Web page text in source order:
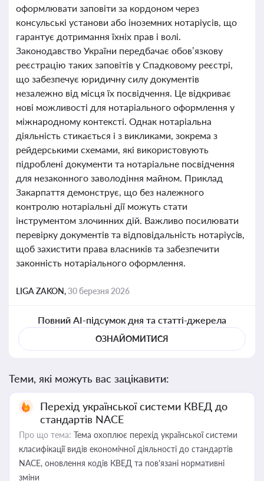
оформлювати заповіти за кордоном через
консульські установи або іноземних нотаріусів, що
гарантує дотримання їхніх прав і волі.
Законодавство України передбачає обов’язкову
реєстрацію таких заповітів у Спадковому реєстрі,
що забезпечує юридичну силу документів
незалежно від місця їх посвідчення. Це відкриває
нові можливості для нотаріального оформлення у
міжнародному контексті. Однак нотаріальна
діяльність стикається і з викликами, зокрема з
рейдерськими схемами, які використовують
підроблені документи та нотаріальне посвідчення
для незаконного заволодіння майном. Приклад
Закарпаття демонструє, що без належного
контролю нотаріальні дії можуть стати
інструментом злочинних дій. Важливо посилювати
перевірку документів та відповідальність нотаріусів,
щоб захистити права власників та забезпечити
законність нотаріального оформлення.
LIGA ZAKON,30 березня 2026
Повний AI-підсумок дня та статті-джерела
ОЗНАЙОМИТИСЯ
Теми, які можуть вас зацікавити:
Перехід української системи КВЕД до
стандартів NACE
Про що тема: Тема охоплює перехід української системи
класифікації видів економічної діяльності до стандартів
NACE, оновлення кодів КВЕД та пов'язані нормативні
зміни